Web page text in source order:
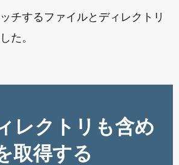
チするファイルとディレクトリ
た。
レクトリも含め
取得する